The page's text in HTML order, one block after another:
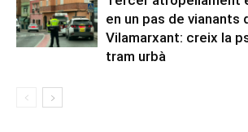
en un pas de vianants
Vilamarxant: creix la
tram urbà